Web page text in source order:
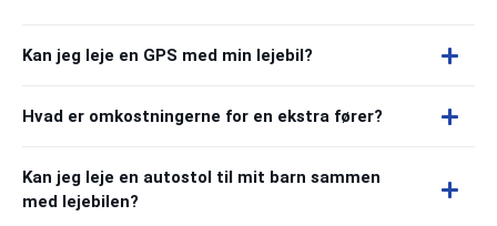
Kan jeg leje en GPS med min lejebil?
Hvad er omkostningerne for en ekstra fører?
Kan jeg leje en autostol til mit barn sammen
med lejebilen?